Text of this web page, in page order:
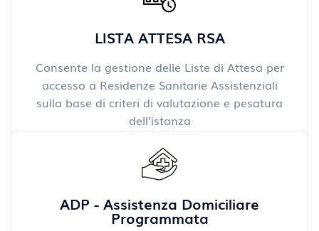
LISTA ATTESA RSA
Consente la gestione delle Liste di Attesa per
accesso a Residenze Sanitarie Assistenziali
sulla base di criteri di valutazione e pesatura
dell’istanza
ADP - Assistenza Domiciliare
Programmata